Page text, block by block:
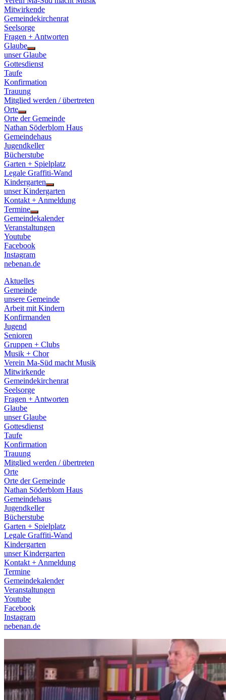
Mitwirkende
Gemeindekirchenrat
Seelsorge
Fragen + Antworten
Glaube
Show
sub
menu
unser Glaube
Gottesdienst
Taufe
Konfirmation
Trauung
Mitglied werden / übertreten
Orte
Show
sub
menu
Orte der Gemeinde
Nathan Söderblom Haus
Gemeindehaus
Jugendkeller
Bücherstube
Garten + Spielplatz
Legale Graffiti-Wand
Kindergarten
Show
sub
menu
unser Kindergarten
Kontakt + Anmeldung
Termine
Show
sub
menu
Gemeindekalender
Veranstaltungen
Youtube
Facebook
Instagram
nebenan.de
Aktuelles
Gemeinde
unsere Gemeinde
Arbeit mit Kindern
Konfirmanden
Jugend
Senioren
Gruppen + Clubs
Musik + Chor
Verein Ma-Süd macht Musik
Mitwirkende
Gemeindekirchenrat
Seelsorge
Fragen + Antworten
Glaube
unser Glaube
Gottesdienst
Taufe
Konfirmation
Trauung
Mitglied werden / übertreten
Orte
Orte der Gemeinde
Nathan Söderblom Haus
Gemeindehaus
Jugendkeller
Bücherstube
Garten + Spielplatz
Legale Graffiti-Wand
Kindergarten
unser Kindergarten
Kontakt + Anmeldung
Termine
Gemeindekalender
Veranstaltungen
Youtube
Facebook
Instagram
nebenan.de